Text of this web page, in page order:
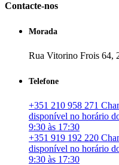
Contacte-nos
Morada
Rua Vitorino Frois 64,
Telefone
+351 210 958 271
disponível no horário
9:30 às 17:30
+351 919 192 220
disponível no horário
9:30 às 17:30